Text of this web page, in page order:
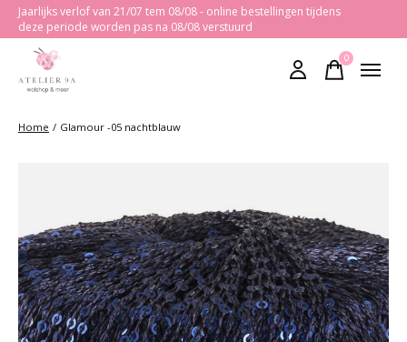
Jaarlijks verlof van 21/07 tem 08/08 - online bestellingen tijdens
deze periode worden pas na 08/08 verstuurd
0items
Home / Glamour -05 nachtblauw